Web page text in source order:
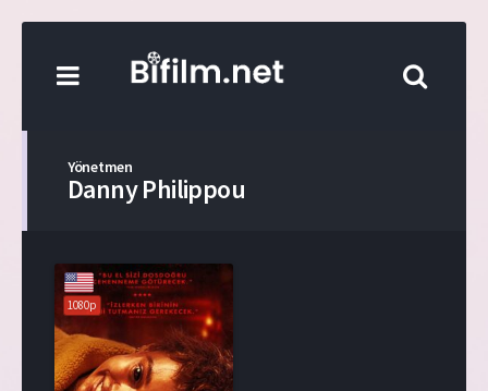
Yönetmen
Danny Philippou
1080p